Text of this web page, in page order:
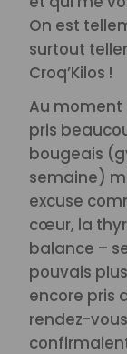
On est
surtout
Croq’Kilos !
Au moment
pris
bougeais
semaine)
excuse
cœur, la
balance –
pouvais
encore pris
rendez-